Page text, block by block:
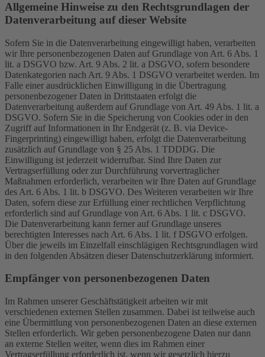
Allgemeine Hinweise zu den Rechtsgrundlagen der
Datenverarbeitung auf dieser Website
Sofern Sie in die Datenverarbeitung eingewilligt haben, verarbeiten
wir Ihre personenbezogenen Daten auf Grundlage von Art. 6 Abs. 1
lit. a DSGVO bzw. Art. 9 Abs. 2 lit. a DSGVO, sofern besondere
Datenkategorien nach Art. 9 Abs. 1 DSGVO verarbeitet werden. Im
Falle einer ausdrücklichen Einwilligung in die Übertragung
personenbezogener Daten in Drittstaaten erfolgt die
Datenverarbeitung außerdem auf Grundlage von Art. 49 Abs. 1 lit. a
DSGVO. Sofern Sie in die Speicherung von Cookies oder in den
Zugriff auf Informationen in Ihr Endgerät (z. B. via Device-
Fingerprinting) eingewilligt haben, erfolgt die Datenverarbeitung
zusätzlich auf Grundlage von § 25 Abs. 1 TDDDG. Die
Einwilligung ist jederzeit widerrufbar. Sind Ihre Daten zur
Vertragserfüllung oder zur Durchführung vorvertraglicher
Maßnahmen erforderlich, verarbeiten wir Ihre Daten auf Grundlage
des Art. 6 Abs. 1 lit. b DSGVO. Des Weiteren verarbeiten wir Ihre
Daten, sofern diese zur Erfüllung einer rechtlichen Verpflichtung
erforderlich sind auf Grundlage von Art. 6 Abs. 1 lit. c DSGVO.
Die Datenverarbeitung kann ferner auf Grundlage unseres
berechtigten Interesses nach Art. 6 Abs. 1 lit. f DSGVO erfolgen.
Über die jeweils im Einzelfall einschlägigen Rechtsgrundlagen wird
in den folgenden Absätzen dieser Datenschutzerklärung informiert.
Empfänger von personenbezogenen Daten
Im Rahmen unserer Geschäftstätigkeit arbeiten wir mit
verschiedenen externen Stellen zusammen. Dabei ist teilweise auch
eine Übermittlung von personenbezogenen Daten an diese externen
Stellen erforderlich. Wir geben personenbezogene Daten nur dann
an externe Stellen weiter, wenn dies im Rahmen einer
Vertragserfüllung erforderlich ist, wenn wir gesetzlich hierzu